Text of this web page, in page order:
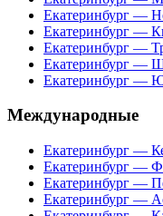
Екатеринбург —
Екатеринбург —
Екатеринбург —
Екатеринбург —
Екатеринбург —
Международные
Екатеринбург —
Екатеринбург —
Екатеринбург —
Екатеринбург —